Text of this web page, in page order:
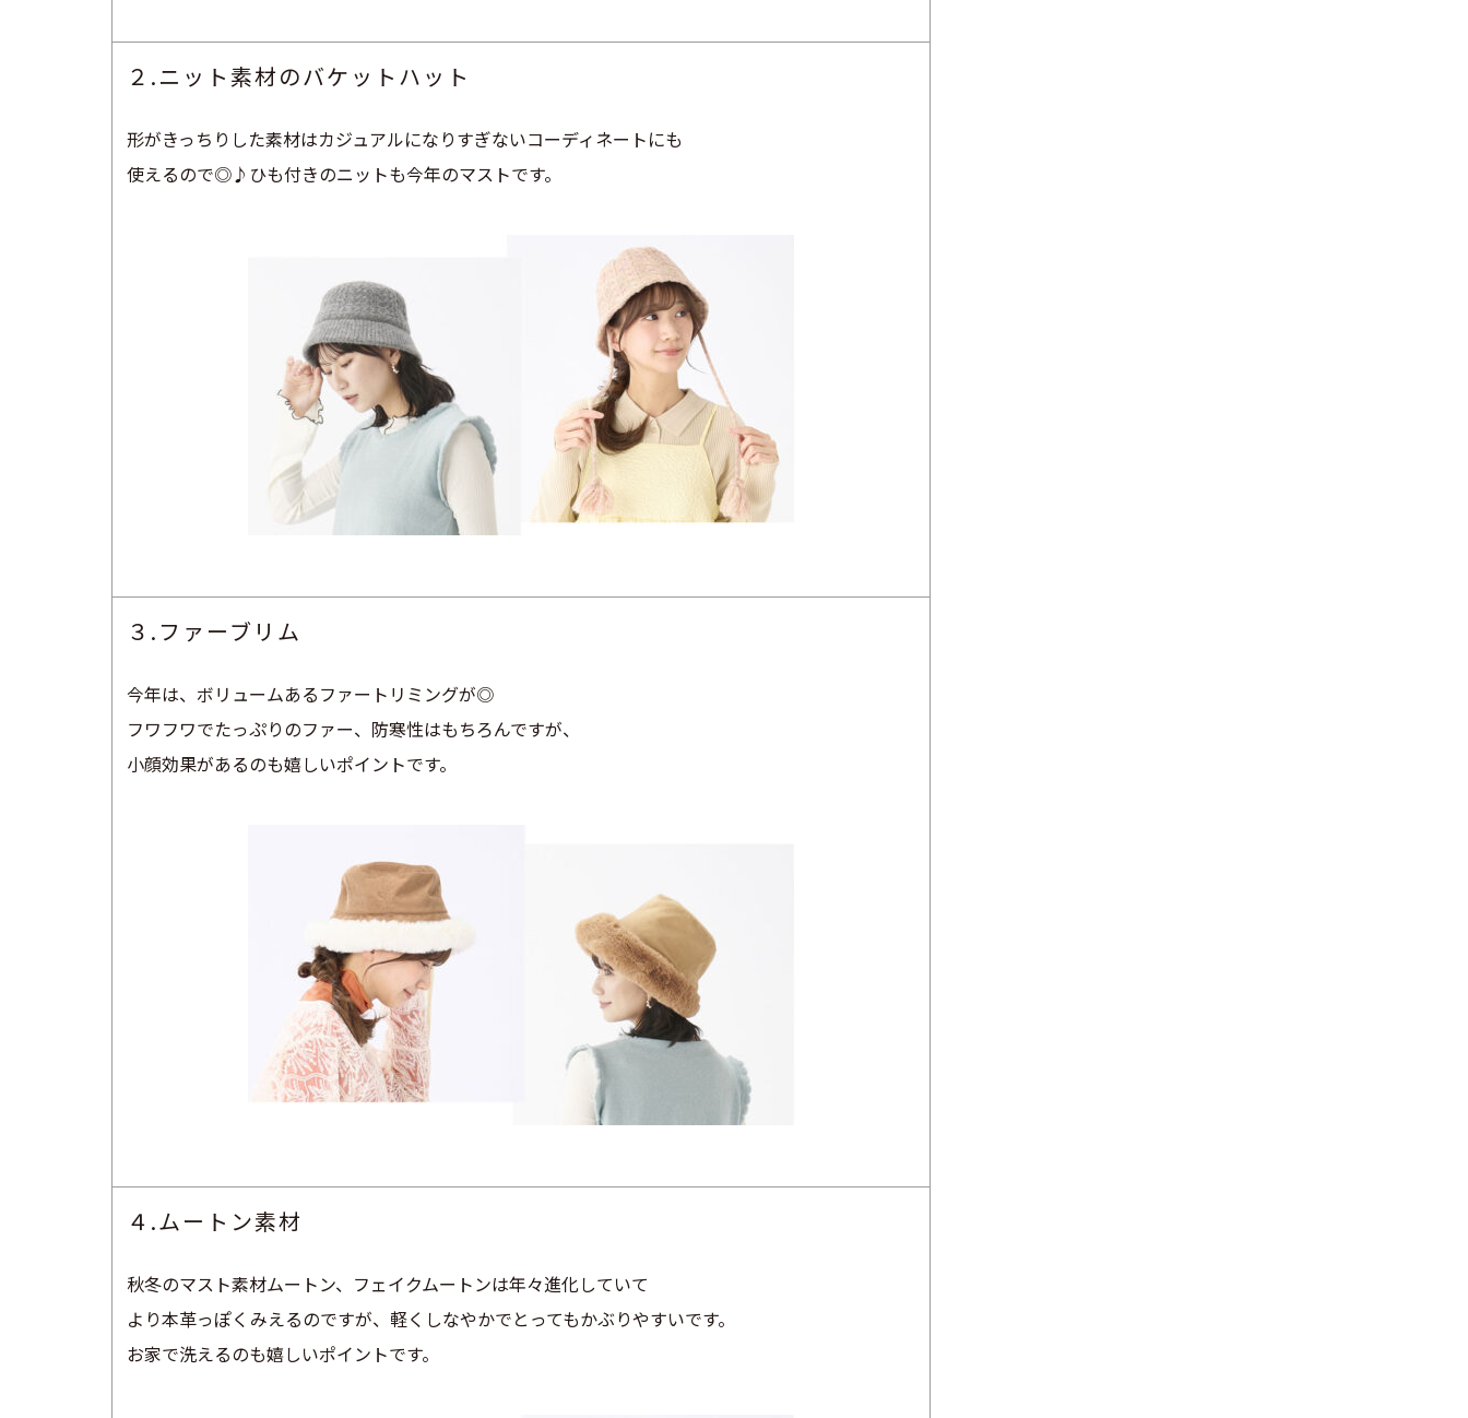
２.ニット素材のバケットハット
形がきっちりした素材はカジュアルになりすぎないコーディネートにも
使えるので◎♪ひも付きのニットも今年のマストです。
３.ファーブリム
今年は、ボリュームあるファートリミングが◎
フワフワでたっぷりのファー、防寒性はもちろんですが、
小顔効果があるのも嬉しいポイントです。
４.ムートン素材
秋冬のマスト素材ムートン、フェイクムートンは年々進化していて
より本革っぽくみえるのですが、軽くしなやかでとってもかぶりやすいです。
お家で洗えるのも嬉しいポイントです。